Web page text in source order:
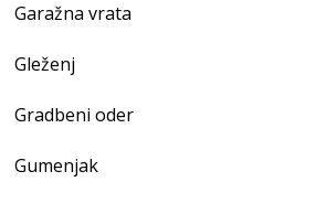
Garažna vrata
Gleženj
Gradbeni oder
Gumenjak